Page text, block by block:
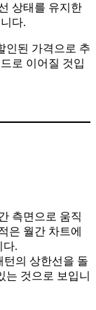
상태를 유지한
다.
인된 가격으로 추
로 이어질 것입
측면으로 움직
은 월간 차트에
다.
턴의 상한선을 돌
는 것으로 보입니